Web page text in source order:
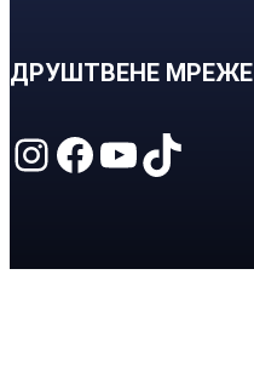
ДРУШТВЕНЕ МРЕЖЕ
Instagram Facebook YouTube TikTok